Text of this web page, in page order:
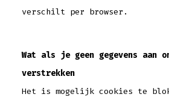
verschilt per browser.
Wat als je geen gegevens aan
verstrekken
Het is mogelijk cookies te